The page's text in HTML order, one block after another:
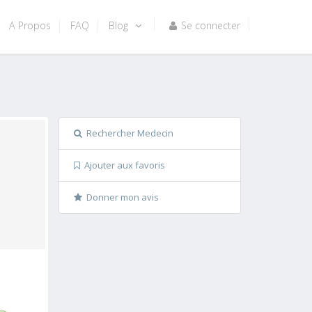
A Propos FAQ Blog Se connecter
Rechercher Medecin
Ajouter aux favoris
Donner mon avis